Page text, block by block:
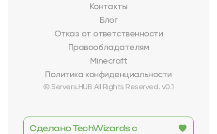
Контакты
Блог
Отказ от ответственности
Правообладателям
Minecraft
Политика конфиденциальности
© Servers.HUB All Rights Reserved. v0.1
Сделано TechWizards с